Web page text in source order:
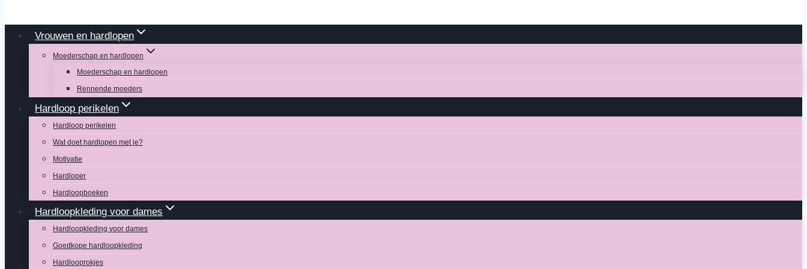
Vrouwen en hardlopen
Moederschap en hardlopen
Moederschap en hardlopen
Rennende moeders
Hardloop perikelen
Hardloop perikelen
Wat doet hardlopen met je?
Motivatie
Hardloper
Hardloopboeken
Hardloopkleding voor dames
Hardloopkleding voor dames
Goedkope hardloopkleding
Hardlooprokjes